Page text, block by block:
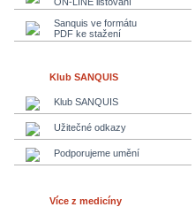
Sanquis ve formátu
PDF ke stažení
Klub SANQUIS
Klub SANQUIS
Užitečné odkazy
Podporujeme umění
Více z medicíny